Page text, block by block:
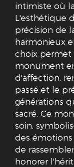
intimiste où
L'esthétique
précision de
harmonieux
choix permet
monument
d'affection,
passé et le
générations
sacré. Ce
soin,
des
de
honorer